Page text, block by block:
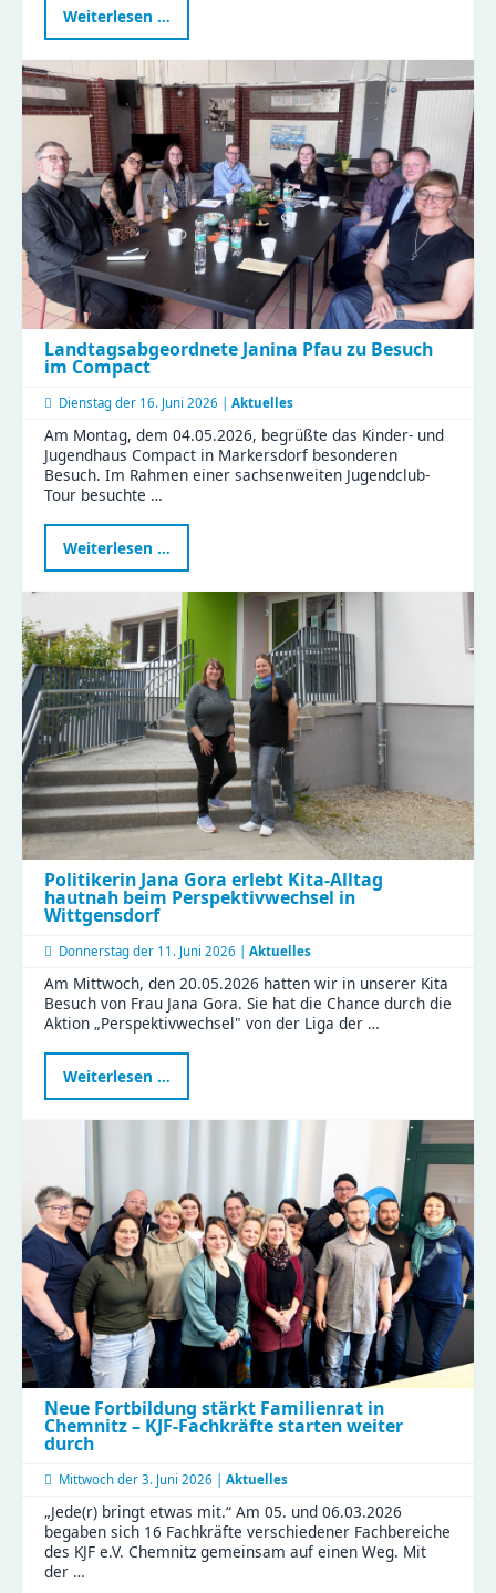
Weiterlesen …
Graffitiwand
am
ZWO
eröffnet
–
Platz
für
eure
Streetart
Landtagsabgeordnete Janina Pfau zu Besuch
im Compact
Dienstag der 16. Juni 2026 | Aktuelles
Am Montag, dem 04.05.2026, begrüßte das Kinder- und
Jugendhaus Compact in Markersdorf besonderen
Besuch. Im Rahmen einer sachsenweiten Jugendclub-
Tour besuchte …
Weiterlesen …
Janina
zu
Besuch
im
Compact
Politikerin Jana Gora erlebt Kita-Alltag
hautnah beim Perspektivwechsel in
Wittgensdorf
Donnerstag der 11. Juni 2026 | Aktuelles
Am Mittwoch, den 20.05.2026 hatten wir in unserer Kita
Besuch von Frau Jana Gora. Sie hat die Chance durch die
Aktion „Perspektivwechsel" von der Liga der …
Weiterlesen …
Jana
Gora
Alltag
hautnah
beim
Perspektivwechsel
in
Wittgensdorf
Neue Fortbildung stärkt Familienrat in
Chemnitz – KJF-Fachkräfte starten weiter
durch
Mittwoch der 3. Juni 2026 | Aktuelles
„Jede(r) bringt etwas mit.“ Am 05. und 06.03.2026
begaben sich 16 Fachkräfte verschiedener Fachbereiche
des KJF e.V. Chemnitz gemeinsam auf einen Weg. Mit
der …